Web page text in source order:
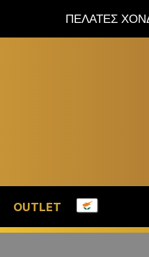
ΠΕΛΑΤΕΣ
OUTLET